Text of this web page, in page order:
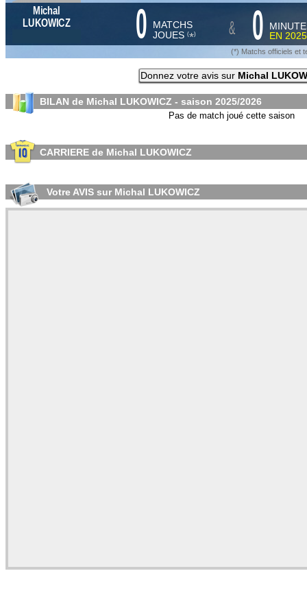
Michal
LUKOWICZ
0 MATCHS
JOUES (*) & 0
EN
(*) Matchs officiels et
Donnez votre avis sur Michal
BILAN de Michal LUKOWICZ - saison 2025/2026
Pas de match joué cette saison
CARRIERE de Michal LUKOWICZ
Votre AVIS sur Michal LUKOWICZ